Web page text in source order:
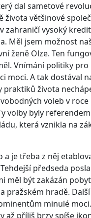
dal sametové
většinové
zahraničí vysoký
Měl jsem možnost
ženě Olze. Ten
Vnímání politiky
moci. A tak dostával
života
voleb v roce
volby byly
která vznikla na
a je třeba z něj
předseda
měl být zakázán pobyt
hradě. Další
minulé
až příliš brzy spíše